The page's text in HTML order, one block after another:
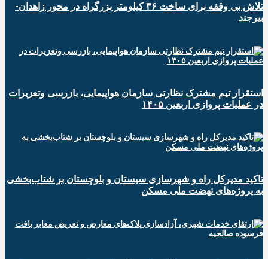
تلاش بی وقفه برای ساخت ۳۶ کیلومتر بزرگراه در محور زاهدان-
بیرجند
استقرار تیم مشترک نظارتی سازمان هواپیمایی، بازرسی وتعزیرات
در عملیات پروازی اربعین ۱۴۰۵
تاکید مدیرکل راه و شهرسازی سیستان و بلوچستان بر شتاب‌بخشی
به پروژه‌های نهضت ملی مسکن